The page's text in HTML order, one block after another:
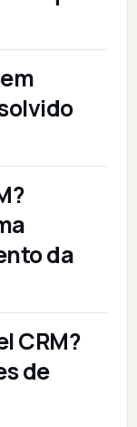
da
CRM?
de